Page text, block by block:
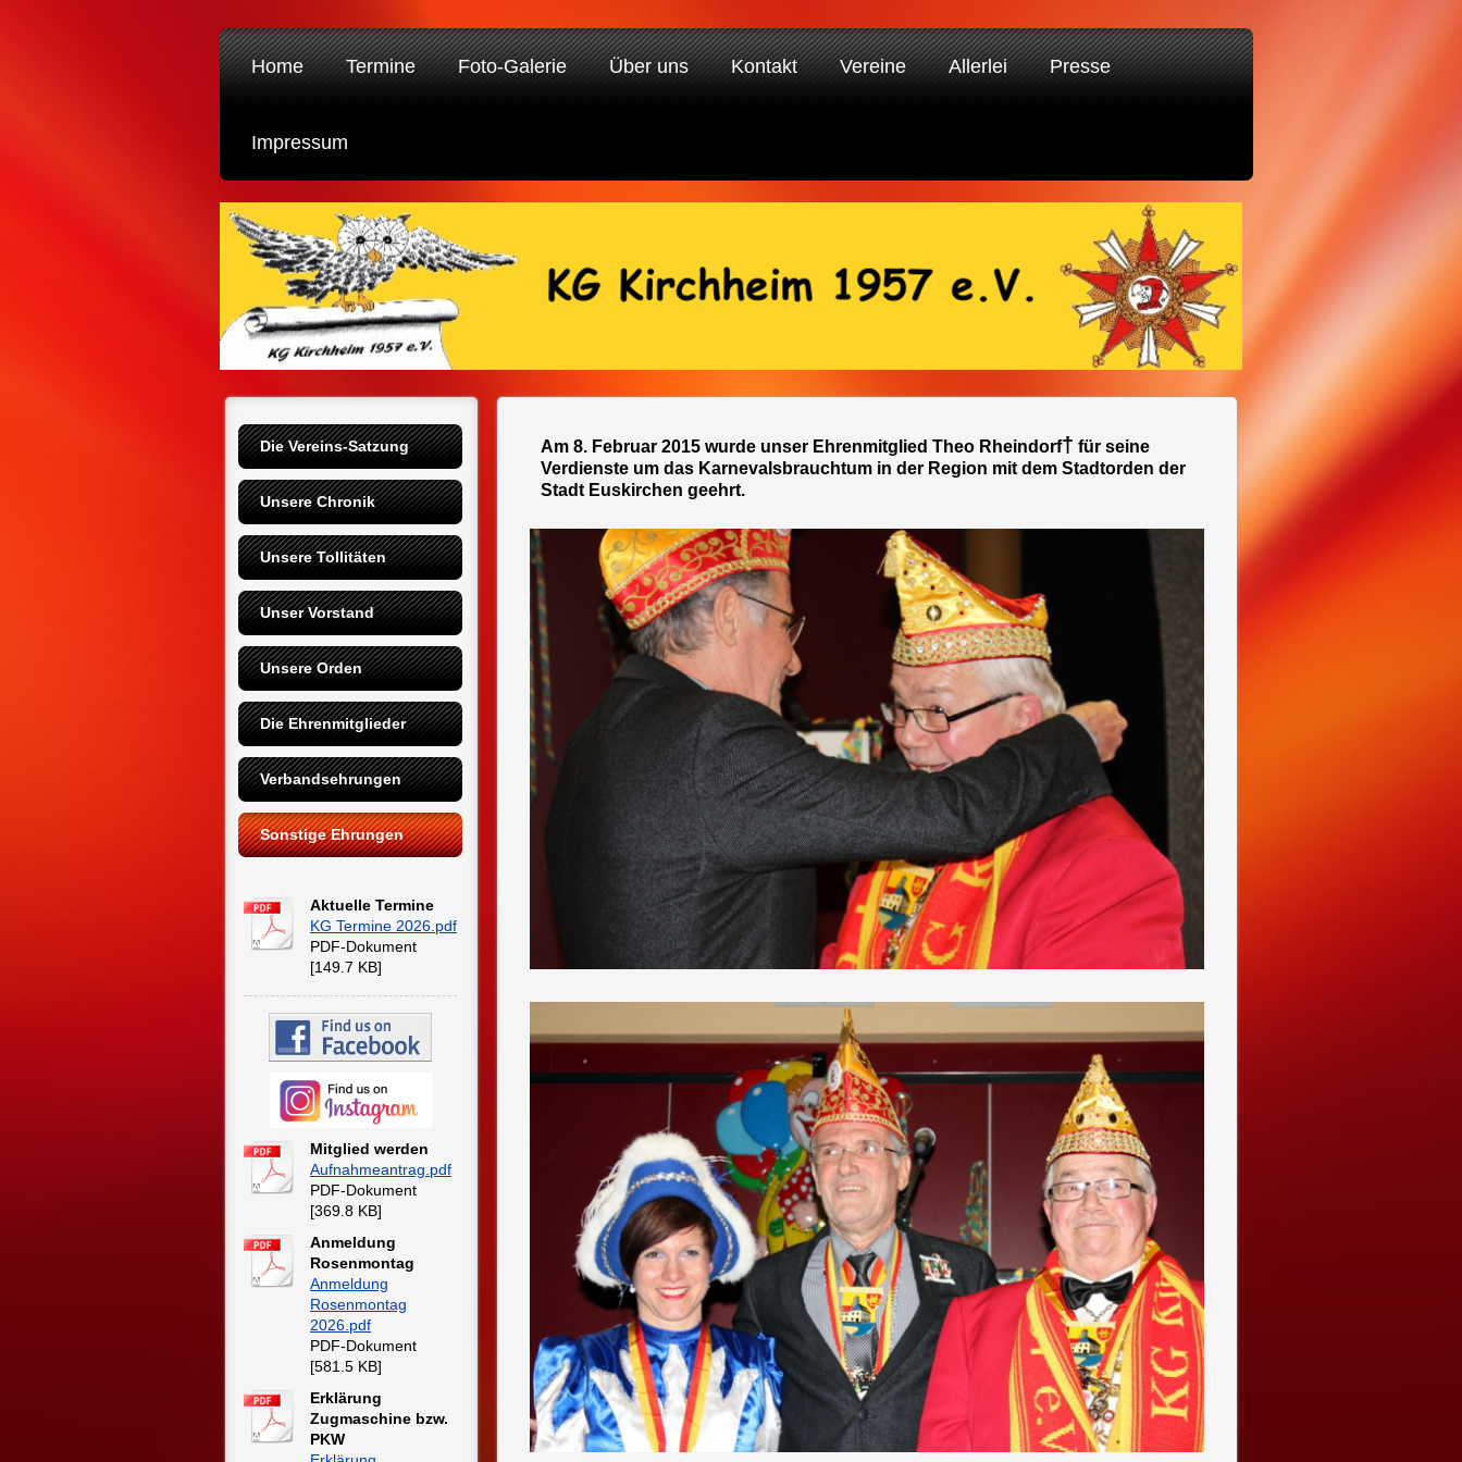
Home Termine Foto-Galerie Über uns Kontakt Vereine Allerlei Presse
Impressum
Die Vereins-Satzung
Unsere Chronik
Unsere Tollitäten
Unser Vorstand
Unsere Orden
Die Ehrenmitglieder
Verbandsehrungen
Sonstige Ehrungen
Aktuelle Termine
KG Termine 2026.pdf
PDF-Dokument
[149.7 KB]
Mitglied werden
Aufnahmeantrag.pdf
PDF-Dokument
[369.8 KB]
Anmeldung
Rosenmontag
Anmeldung
Rosenmontag
2026.pdf
PDF-Dokument
[581.5 KB]
Erklärung
Zugmaschine bzw.
PKW
Am 8. Februar 2015 wurde unser Ehrenmitglied Theo Rheindorf† für seine
Verdienste um das Karnevalsbrauchtum in der Region mit dem Stadtorden der
Stadt Euskirchen geehrt.